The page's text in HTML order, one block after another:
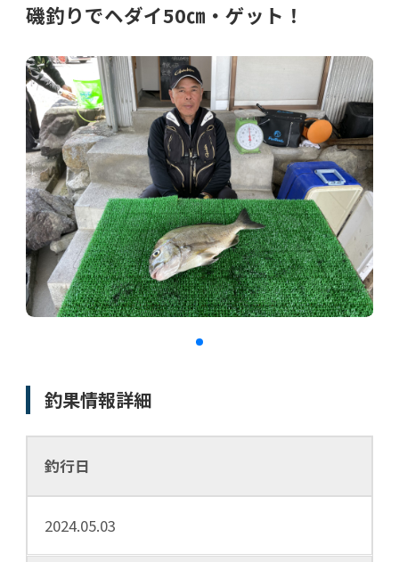
磯釣りでヘダイ50㎝・ゲット！
釣果情報詳細
釣行日
2024.05.03